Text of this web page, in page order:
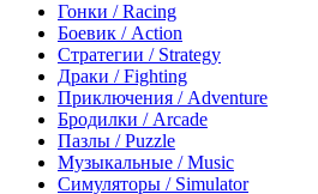
Гонки / Racing
Боевик / Action
Стратегии / Strategy
Драки / Fighting
Приключения / Adventure
Бродилки / Arcade
Пазлы / Puzzle
Музыкальные / Music
Симуляторы / Simulator